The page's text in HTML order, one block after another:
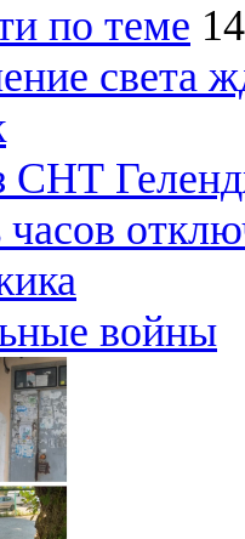
по теме
света
СНТ
войны